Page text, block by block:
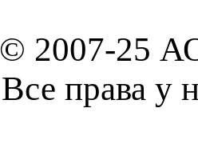
© 2007-25
Все права у